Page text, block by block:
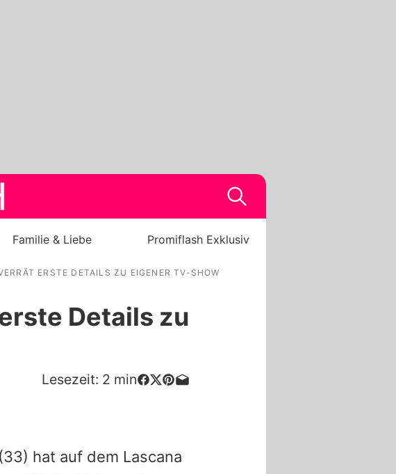
Familie & Liebe Promiflash Exklusiv
ERSTE DETAILS ZU EIGENER TV-SHOW
Details zu
Lesezeit: 2 min
(33) hat auf dem Lascana